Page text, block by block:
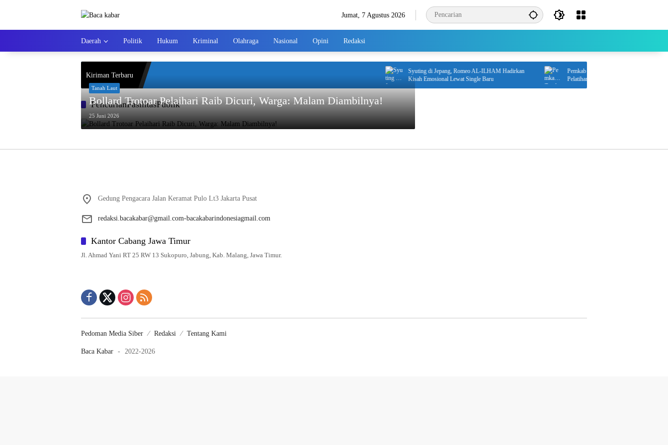
Jumat, 7 Agustus 2026
Daerah Politik Hukum Kriminal Olahraga Nasional Opini Redaksi
Kiriman Terbaru
Syuting di Jepang, Romeo AL-ILHAM Hadirkan
Kisah Emosional Lewat Single Baru
Pemkab Tanah Bumbu Buka Peluang Kerja
Pelatihan Gratis
PencurianFasilitasPublik
Tanah Laut
Bollard Trotoar Pelaihari Raib Dicuri, Warga: Malam Diambilnya!
25 Juni 2026
Gedung Pengacara Jalan Keramat Pulo Lt3 Jakarta Pusat
redaksi.bacakabar@gmail.com-bacakabarindonesiagmail.com
Kantor Cabang Jawa Timur
Jl. Ahmad Yani RT 25 RW 13 Sukopuro, Jabung, Kab. Malang, Jawa Timur.
Pedoman Media Siber Redaksi Tentang Kami
Baca Kabar - 2022-2026